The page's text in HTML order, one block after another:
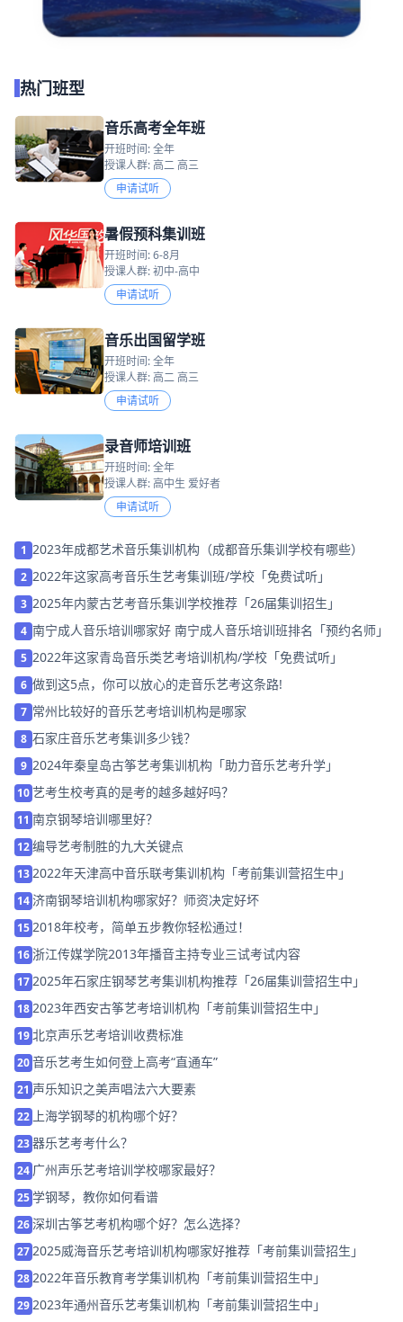
热门班型
音乐高考全年班
开班时间: 全年
授课人群: 高二 高三
申请试听
暑假预科集训班
开班时间: 6-8月
授课人群: 初中-高中
申请试听
音乐出国留学班
开班时间: 全年
授课人群: 高二 高三
申请试听
录音师培训班
开班时间: 全年
授课人群: 高中生 爱好者
申请试听
1 2023年成都艺术音乐集训机构（成都音乐集训学校有哪些）
2 2022年这家高考音乐生艺考集训班/学校「免费试听」
3 2025年内蒙古艺考音乐集训学校推荐「26届集训招生」
4 南宁成人音乐培训哪家好 南宁成人音乐培训班排名「预约名师」
5 2022年这家青岛音乐类艺考培训机构/学校「免费试听」
6 做到这5点，你可以放心的走音乐艺考这条路!
7 常州比较好的音乐艺考培训机构是哪家
8 石家庄音乐艺考集训多少钱？
9 2024年秦皇岛古筝艺考集训机构「助力音乐艺考升学」
10艺考生校考真的是考的越多越好吗？
11 南京钢琴培训哪里好？
12编导艺考制胜的九大关键点
132022年天津高中音乐联考集训机构「考前集训营招生中」
14 济南钢琴培训机构哪家好？师资决定好坏
152018年校考，简单五步教你轻松通过！
16浙江传媒学院2013年播音主持专业三试考试内容
172025年石家庄钢琴艺考集训机构推荐「26届集训营招生中」
182023年西安古筝艺考培训机构「考前集训营招生中」
19北京声乐艺考培训收费标准
20音乐艺考生如何登上高考“直通车”
21 声乐知识之美声唱法六大要素
22 上海学钢琴的机构哪个好？
23器乐艺考考什么？
24 广州声乐艺考培训学校哪家最好？
25学钢琴，教你如何看谱
26深圳古筝艺考机构哪个好？怎么选择？
272025威海音乐艺考培训机构哪家好推荐「考前集训营招生」
282022年音乐教育考学集训机构「考前集训营招生中」
292023年通州音乐艺考集训机构「考前集训营招生中」